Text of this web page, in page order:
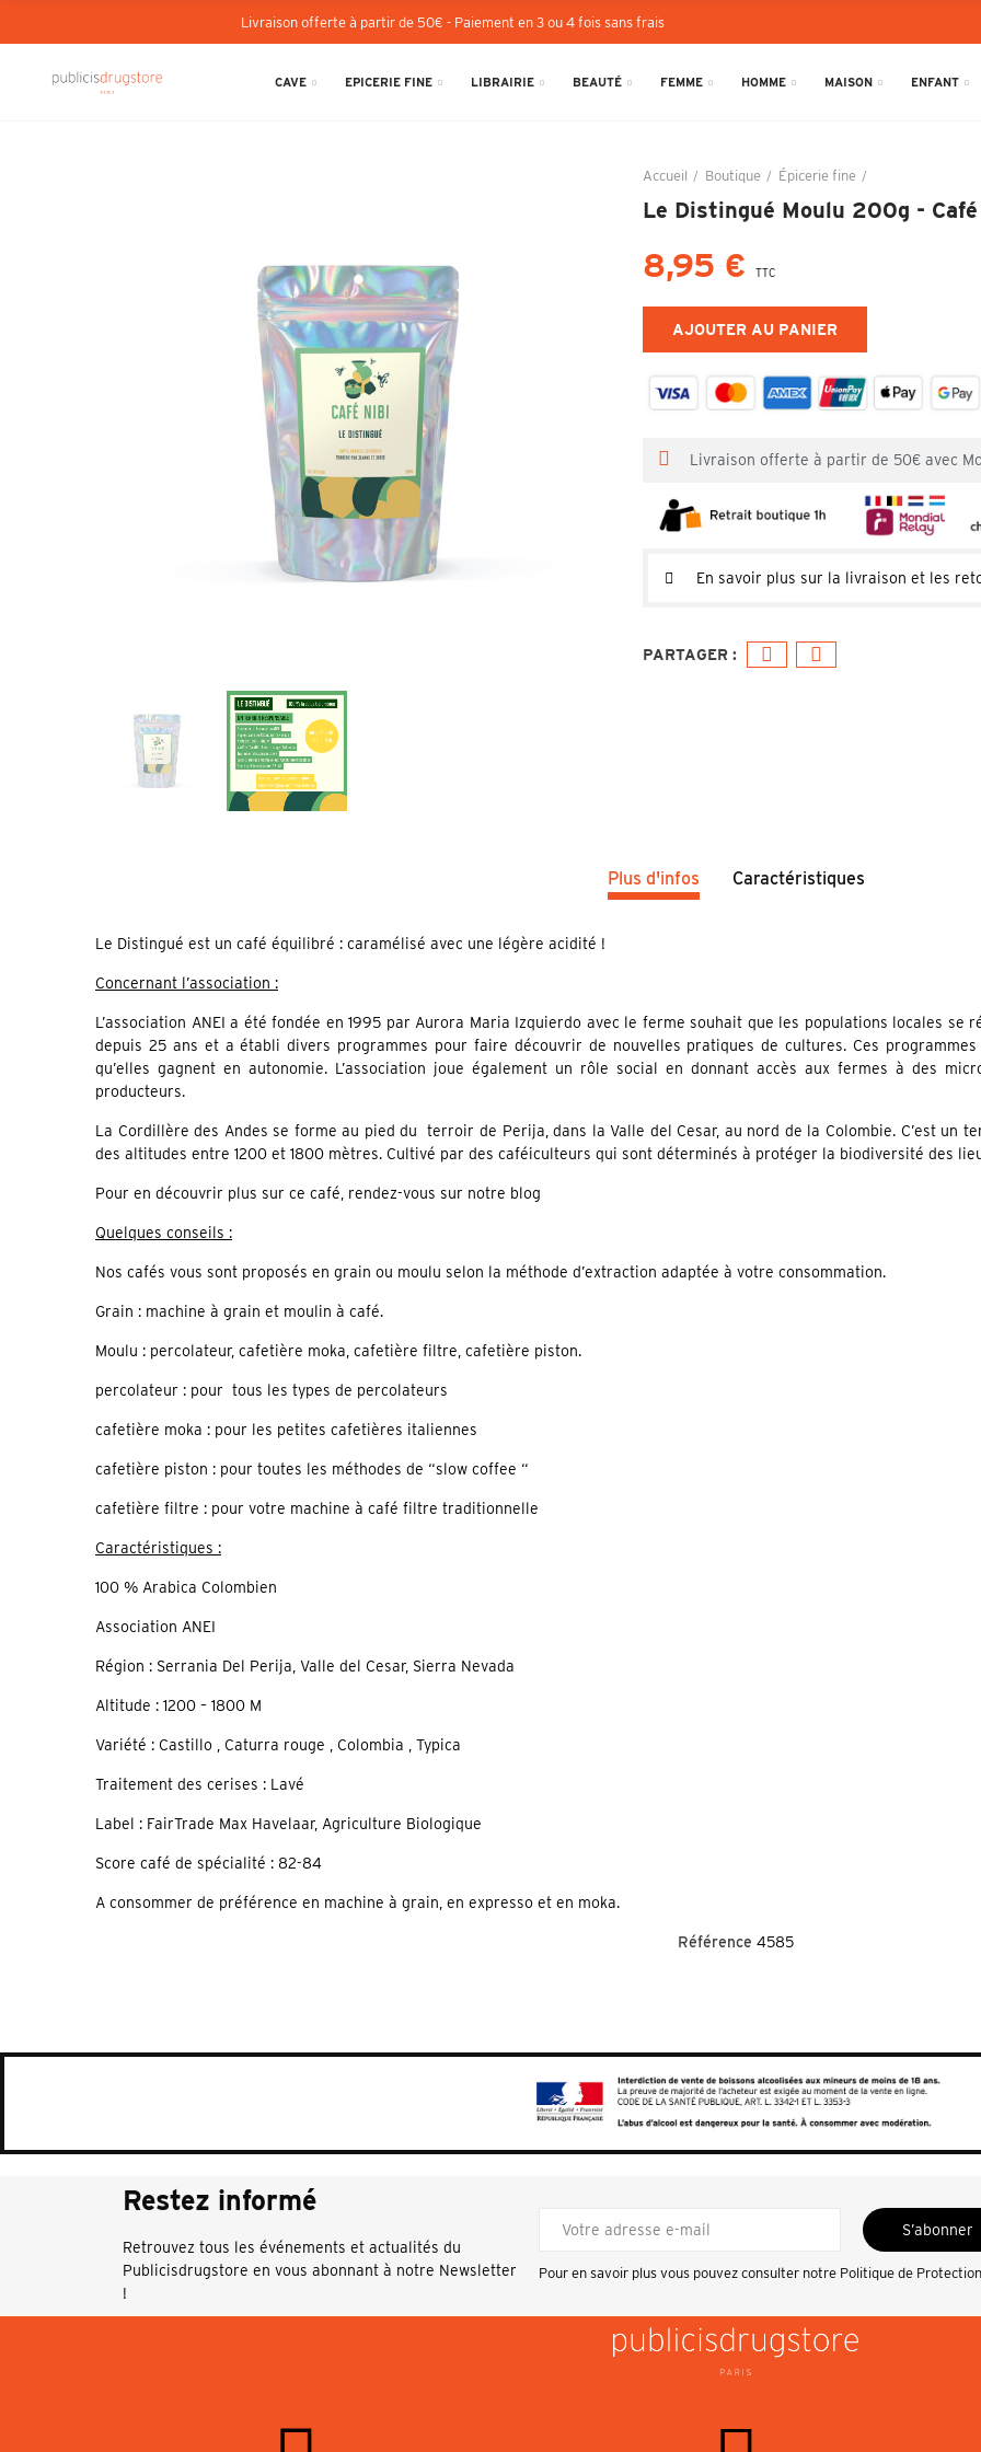
Livraison offerte à partir de 50€ - Paiement en 3 ou 4 fois sans frais
CAVE EPICERIE FINE LIBRAIRIE BEAUTÉ FEMME HOMME MAISON ENFANT
Accueil Boutique Épicerie fine
Le Distingué Moulu 200g -
8,95 € TTC
AJOUTER AU PANIER
Livraison offerte à partir de 50€ avec
En savoir plus sur la livraison et les
Plus d'infos Caractéristiques
Le Distingué est un café équilibré : caramélisé avec une légère acidité !
Concernant l’association :
L’association ANEI a été fondée en 1995 par Aurora Maria Izquierdo avec le ferme souhait que les populations locales
depuis 25 ans et a établi divers programmes pour faire découvrir de nouvelles pratiques de cultures. Ces
qu’elles gagnent en autonomie. L’association joue également un rôle social en donnant accès aux fermes à des
producteurs.
La Cordillère des Andes se forme au pied du terroir de Perija, dans la Valle del Cesar, au nord de la Colombie. C’est un
des altitudes entre 1200 et 1800 mètres. Cultivé par des caféiculteurs qui sont déterminés à protéger la biodiversité des
Pour en découvrir plus sur ce café, rendez-vous sur notre blog
Quelques conseils :
Nos cafés vous sont proposés en grain ou moulu selon la méthode d’extraction adaptée à votre consommation.
Grain : machine à grain et moulin à café.
Moulu : percolateur, cafetière moka, cafetière filtre, cafetière piston.
percolateur : pour tous les types de percolateurs
cafetière moka : pour les petites cafetières italiennes
cafetière piston : pour toutes les méthodes de “slow coffee “
cafetière filtre : pour votre machine à café filtre traditionnelle
Caractéristiques :
100 % Arabica Colombien
Association ANEI
Région : Serrania Del Perija, Valle del Cesar, Sierra Nevada
Altitude : 1200 – 1800 M
Variété : Castillo , Caturra rouge , Colombia , Typica
Traitement des cerises : Lavé
Label : FairTrade Max Havelaar, Agriculture Biologique
Score café de spécialité : 82-84
A consommer de préférence en machine à grain, en expresso et en moka.
Référence 4585
Restez informé
Retrouvez tous les événements et actualités du
Publicisdrugstore en vous abonnant à notre Newsletter
!
S’abonner
Pour en savoir plus vous pouvez consulter notre Politique de